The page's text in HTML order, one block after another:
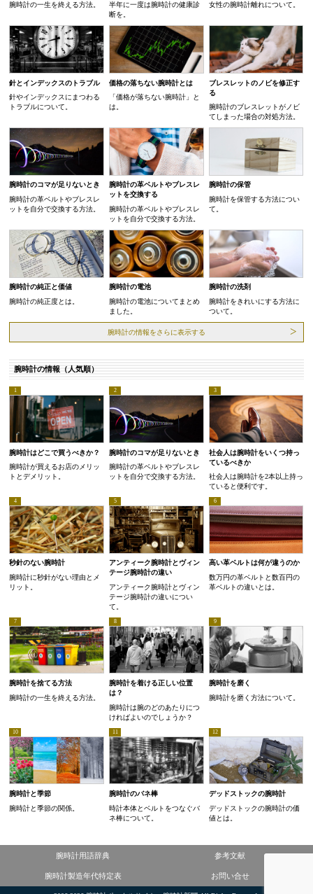
腕時計の一生を終える方法。
半年に一度は腕時計の健康診
断を。
女性の腕時計離れについて。
針とインデックスのトラブル
針やインデックスにまつわる
トラブルについて。
価格の落ちない腕時計とは
「価格が落ちない腕時計」と
は。
ブレスレットのノビを修正す
る
腕時計のブレスレットがノビ
てしまった場合の対処方法。
腕時計のコマが足りないとき
腕時計の革ベルトやブレスレ
ットを自分で交換する方法。
腕時計の革ベルトやブレスレ
ットを交換する
腕時計の革ベルトやブレスレ
ットを自分で交換する方法。
腕時計の保管
腕時計を保管する方法につい
て。
腕時計の純正と価値
腕時計の純正度とは。
腕時計の電池
腕時計の電池についてまとめ
ました。
腕時計の洗剤
腕時計をきれいにする方法に
ついて。
腕時計の情報をさらに表示する
腕時計の情報（人気順）
腕時計はどこで買うべきか？
腕時計が買えるお店のメリッ
トとデメリット。
腕時計のコマが足りないとき
腕時計の革ベルトやブレスレ
ットを自分で交換する方法。
社会人は腕時計をいくつ持っ
ているべきか
社会人は腕時計を2本以上持っ
ていると便利です。
秒針のない腕時計
腕時計に秒針がない理由とメ
リット。
アンティーク腕時計とヴィン
テージ腕時計の違い
アンティーク腕時計とヴィン
テージ腕時計の違いについ
て。
高い革ベルトは何が違うのか
数万円の革ベルトと数百円の
革ベルトの違いとは。
腕時計を捨てる方法
腕時計の一生を終える方法。
腕時計を着ける正しい位置
は？
腕時計は腕のどのあたりにつ
ければよいのでしょうか？
腕時計を磨く
腕時計を磨く方法について。
腕時計と季節
腕時計と季節の関係。
腕時計のバネ棒
時計本体とベルトをつなぐバ
ネ棒について。
デッドストックの腕時計
デッドストックの腕時計の価
値とは。
腕時計用語辞典 参考文献
腕時計製造年代特定表 お問い合せ